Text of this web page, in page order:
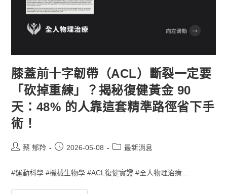
膝蓋前十字韌帶（ACL）斷裂一定要
「砍掉重練」？揭秘復健黃金 90
天：48% 的人靠這套精準路徑省下手
術！
蔡 郁羚 2026-05-08 最新消息
#運動科學 #機械生物學 #ACL復健實證 #全人物理治療 ...